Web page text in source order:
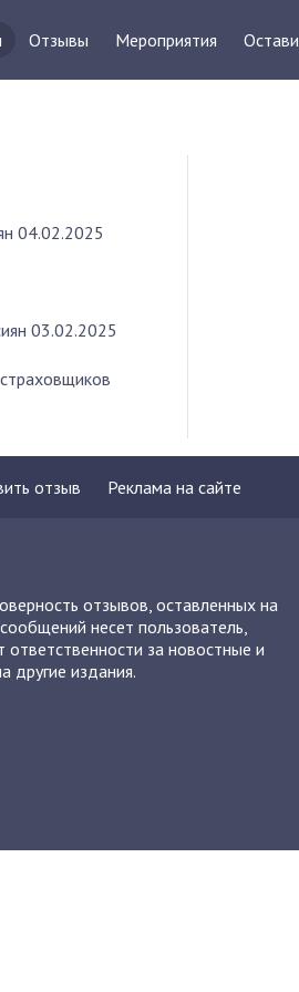
Отзывы Мероприятия
04.02.2025
03.02.2025
отзыв Реклама на сайте
отзывов, оставленных на
несет пользователь,
за новостные и
другие издания.